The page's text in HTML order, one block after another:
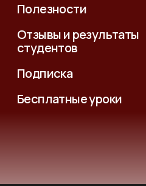
Полезности
Отзывы и результаты
студентов
Подписка
Бесплатные уроки